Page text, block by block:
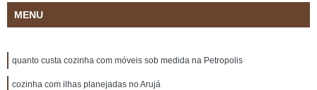
MENU
quanto custa cozinha com móveis sob medida na Petropolis
cozinha com ilhas planejadas no Arujá